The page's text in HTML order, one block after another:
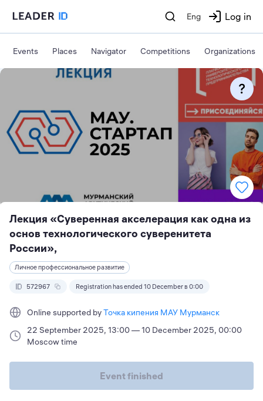
Eng Log in
Events Places Navigator Competitions Organizations
Лекция «Суверенная акселерация как одна из
основ технологического суверенитета
России»,
Личное профессиональное развитие
572967 Registration has ended 10 December в 0:00
Online supported byТочка кипения МАУ Мурманск
22 September 2025, 13:00 — 10 December 2025, 00:00
Moscow time
Event finished